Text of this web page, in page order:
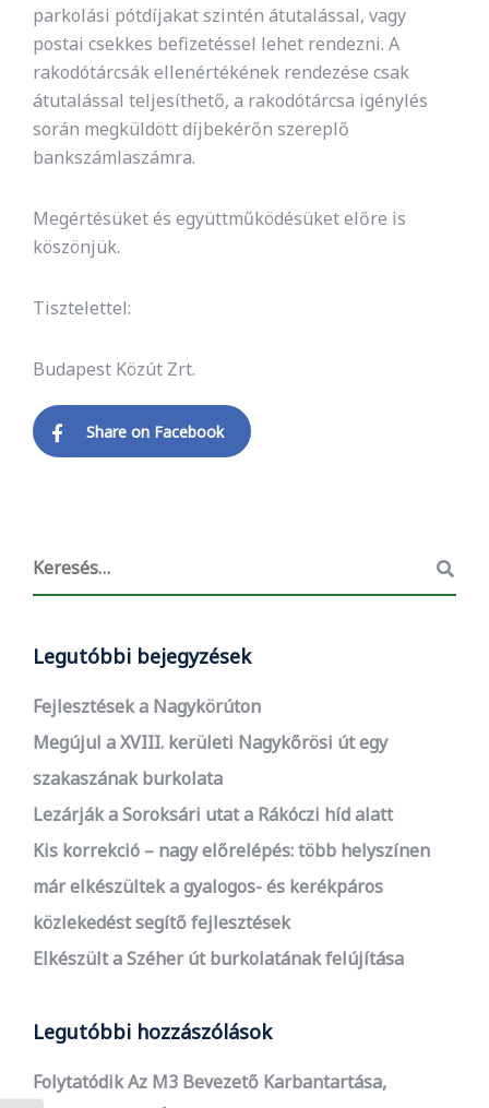
parkolási pótdíjakat szintén átutalással, vagy
postai csekkes befizetéssel lehet rendezni. A
rakodótárcsák ellenértékének rendezése csak
átutalással teljesíthető, a rakodótárcsa igénylés
során megküldött díjbekérőn szereplő
bankszámlaszámra.
Megértésüket és együttműködésüket előre is
köszönjük.
Tisztelettel:
Budapest Közút Zrt.
Share on Facebook
Legutóbbi bejegyzések
Fejlesztések a Nagykörúton
Megújul a XVIII. kerületi Nagykőrösi út egy
szakaszának burkolata
Lezárják a Soroksári utat a Rákóczi híd alatt
Kis korrekció – nagy előrelépés: több helyszínen
már elkészültek a gyalogos- és kerékpáros
közlekedést segítő fejlesztések
Elkészült a Széher út burkolatának felújítása
Legutóbbi hozzászólások
Folytatódik Az M3 Bevezető Karbantartása,